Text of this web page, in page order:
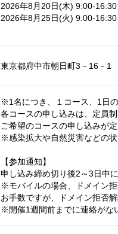
2026年8月20日(木) 9:00-16:30
2026年8月25日(火) 9:00-16:30
東京都府中市朝日町3－16－1
※1名につき、１コース、1日
各コースの申し込みは、定員制
ご希望のコースの申し込みが
※感染拡大や自然災害などの
【参加通知】
申し込み締め切り後2～3日中
※モバイルの場合、ドメイン
お手数ですが、ドメイン拒否
※開催1週間前までに連絡がな